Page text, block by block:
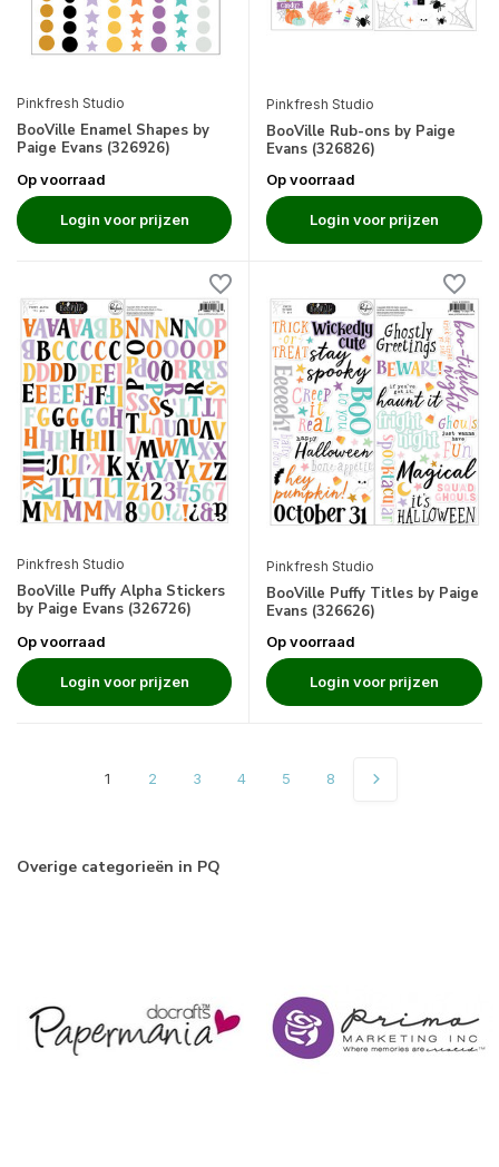
Pinkfresh Studio
BooVille Enamel Shapes by
Paige Evans (326926)
Op voorraad
Login voor prijzen
Pinkfresh Studio
BooVille Rub-ons by Paige
Evans (326826)
Op voorraad
Login voor prijzen
Pinkfresh Studio
BooVille Puffy Alpha Stickers
by Paige Evans (326726)
Op voorraad
Login voor prijzen
Pinkfresh Studio
BooVille Puffy Titles by Paige
Evans (326626)
Op voorraad
Login voor prijzen
1 2 3 4 5 8
Overige categorieën in PQ